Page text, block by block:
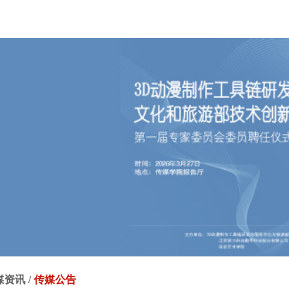
资讯 /传媒公告